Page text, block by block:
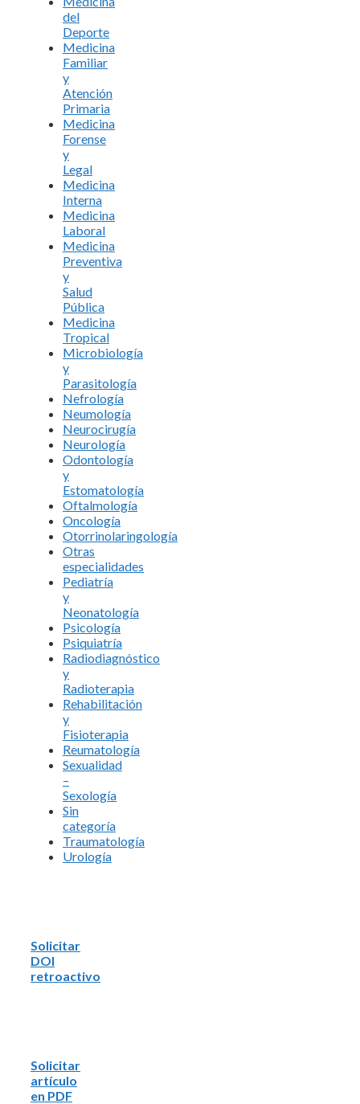
del
Deporte
Medicina
Familiar
y
Atención
Primaria
Medicina
Forense
y
Legal
Medicina
Interna
Medicina
Laboral
Medicina
Preventiva
y
Salud
Pública
Medicina
Tropical
Microbiología
y
Parasitología
Nefrología
Neumología
Neurocirugía
Neurología
Odontología
y
Estomatología
Oftalmología
Oncología
Otorrinolaringología
Otras
especialidades
Pediatría
y
Neonatología
Psicología
Psiquiatría
Radiodiagnóstico
y
Radioterapia
Rehabilitación
y
Fisioterapia
Reumatología
Sexualidad
–
Sexología
Sin
categoría
Traumatología
Urología
Solicitar
DOI
retroactivo
Solicitar
artículo
en PDF